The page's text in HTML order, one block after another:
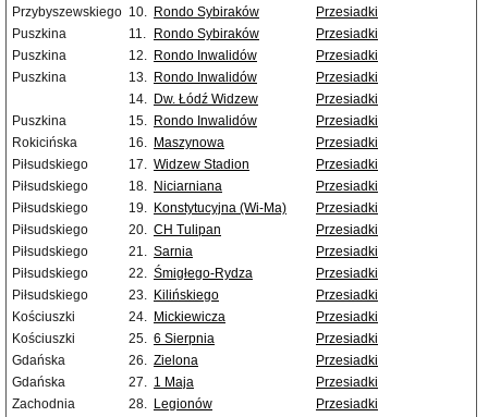
Przybyszewskiego 10. Rondo Sybiraków
Przesiadki
Puszkina
11. Rondo Sybiraków
Przesiadki
Puszkina
12. Rondo Inwalidów
Przesiadki
Puszkina
13. Rondo Inwalidów
Przesiadki
14. Dw. Łódź Widzew
Przesiadki
Puszkina
15. Rondo Inwalidów
Przesiadki
Rokicińska
16. Maszynowa
Przesiadki
Piłsudskiego
17. Widzew Stadion
Przesiadki
Piłsudskiego
18. Niciarniana
Przesiadki
Piłsudskiego
19. Konstytucyjna (Wi-Ma)
Przesiadki
Piłsudskiego
20. CH Tulipan
Przesiadki
Piłsudskiego
21. Sarnia
Przesiadki
Piłsudskiego
22. Śmigłego-Rydza
Przesiadki
Piłsudskiego
23. Kilińskiego
Przesiadki
Kościuszki
24. Mickiewicza
Przesiadki
Kościuszki
25. 6 Sierpnia
Przesiadki
Gdańska
26. Zielona
Przesiadki
Gdańska
27. 1 Maja
Przesiadki
Zachodnia
28. Legionów
Przesiadki